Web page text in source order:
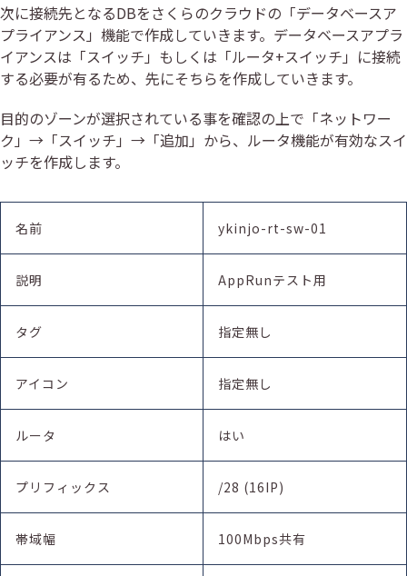
次に接続先となるDBをさくらのクラウドの「データベースア
プライアンス」機能で作成していきます。データベースアプラ
イアンスは「スイッチ」もしくは「ルータ+スイッチ」に接続
する必要が有るため、先にそちらを作成していきます。
目的のゾーンが選択されている事を確認の上で「ネットワー
ク」→「スイッチ」→「追加」から、ルータ機能が有効なスイ
ッチを作成します。
名前 ykinjo-rt-sw-01
説明 AppRunテスト用
タグ 指定無し
アイコン 指定無し
ルータ はい
プリフィックス /28 (16IP)
帯域幅 100Mbps共有